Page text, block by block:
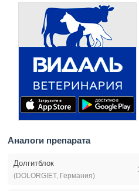
Аналоги препарата
Долгитблок
(DOLORGIET, Германия)